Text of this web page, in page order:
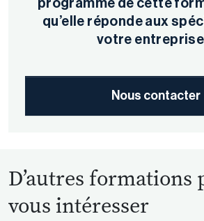
qu’elle réponde aux
votre
Nous contacter
D’autres formations
vous intéresser